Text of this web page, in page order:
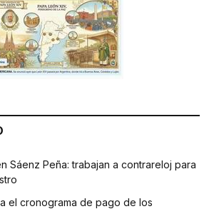
Sáenz Peña: trabajan a contrareloj para
el cronograma de pago de los